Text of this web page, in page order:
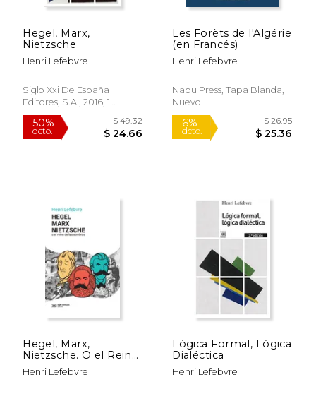
dcto.
50%
dcto.
Hegel, Marx,
Nietzsche
Henri Lefebvre
Siglo Xxi De España
Editores, S.A., 2016, 1
Edición, Tapa Blanda,
Nuevo
Les Forèts de l'Algérie
(en Francés)
Henri Lefebvre
Nabu Press, Tapa Blanda,
Nuevo
Hegel, Marx,
Nietzsche. O el Reino
de las Sombras
Henri Lefebvre
Lógica Formal, Lógica
Dialéctica
Henri Lefebvre